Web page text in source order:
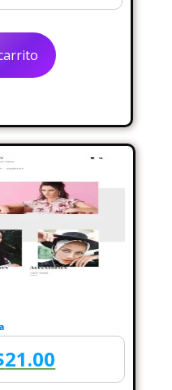
precio
actual
es:
21.00